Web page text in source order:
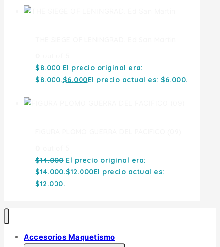
$8.000 El precio original era:
$8.000.$6.000El precio actual es: $6.000.
$14.000 El precio original era:
$14.000.$12.000El precio actual es:
$12.000.
Accesorios Maquetismo